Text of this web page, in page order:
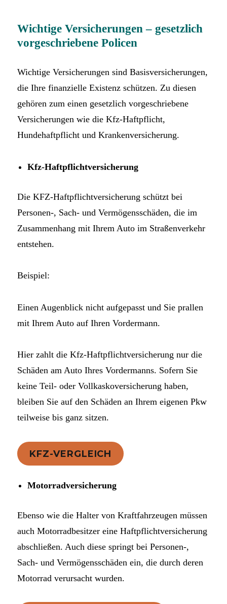
Wichtige Versicherungen – gesetzlich
vorgeschriebene Policen
Wichtige Versicherungen sind Basisversicherungen,
die Ihre finanzielle Existenz schützen. Zu diesen
gehören zum einen gesetzlich vorgeschriebene
Versicherungen wie die Kfz-Haftpflicht,
Hundehaftpflicht und Krankenversicherung.
Kfz-Haftpflichtversicherung
Die KFZ-Haftpflichtversicherung schützt bei
Personen-, Sach- und Vermögensschäden, die im
Zusammenhang mit Ihrem Auto im Straßenverkehr
entstehen.
Beispiel:
Einen Augenblick nicht aufgepasst und Sie prallen
mit Ihrem Auto auf Ihren Vordermann.
Hier zahlt die Kfz-Haftpflichtversicherung nur die
Schäden am Auto Ihres Vordermanns. Sofern Sie
keine Teil- oder Vollkaskoversicherung haben,
bleiben Sie auf den Schäden an Ihrem eigenen Pkw
teilweise bis ganz sitzen.
KFZ-VERGLEICH
Motorradversicherung
Ebenso wie die Halter von Kraftfahrzeugen müssen
auch Motorradbesitzer eine Haftpflichtversicherung
abschließen. Auch diese springt bei Personen-,
Sach- und Vermögensschäden ein, die durch deren
Motorrad verursacht wurden.